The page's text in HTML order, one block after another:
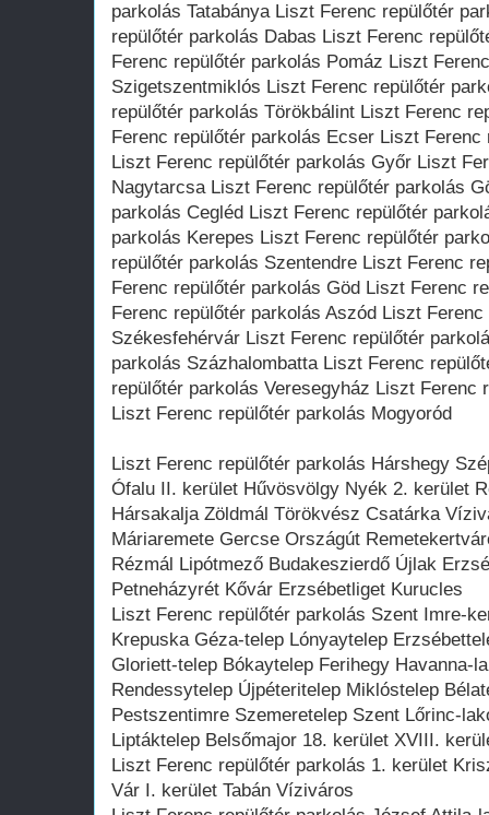
parkolás Tatabánya Liszt Ferenc repülőtér
repülőtér parkolás Dabas Liszt Ferenc
Ferenc repülőtér parkolás Pomáz Liszt
Szigetszentmiklós Liszt Ferenc repülőtér
repülőtér parkolás Törökbálint Liszt Ferenc
Ferenc repülőtér parkolás Ecser Liszt
Liszt Ferenc repülőtér parkolás Győr Liszt
Nagytarcsa Liszt Ferenc repülőtér parkolás
parkolás Cegléd Liszt Ferenc repülőtér
parkolás Kerepes Liszt Ferenc repülőtér
repülőtér parkolás Szentendre Liszt Ferenc
Ferenc repülőtér parkolás Göd Liszt Ferenc
Ferenc repülőtér parkolás Aszód Liszt
Székesfehérvár Liszt Ferenc repülőtér
parkolás Százhalombatta Liszt Ferenc
repülőtér parkolás Veresegyház Liszt Ferenc
Liszt Ferenc repülőtér parkolás Mogyoród
Liszt Ferenc repülőtér parkolás Hárshegy
Ófalu II. kerület Hűvösvölgy Nyék 2. kerület
Hársakalja Zöldmál Törökvész Csatárka
Máriaremete Gercse Országút
Rézmál Lipótmező Budakeszierdő Újlak
Petneházyrét Kővár Erzsébetliget Kurucles
Liszt Ferenc repülőtér parkolás Szent Imre-
Krepuska Géza-telep Lónyaytelep
Gloriett-telep Bókaytelep Ferihegy Havanna-
Rendessytelep Újpéteritelep Miklóstelep
Pestszentimre Szemeretelep Szent Lőrinc-
Liptáktelep Belsőmajor 18. kerület XVIII.
Liszt Ferenc repülőtér parkolás 1. kerület
Vár I. kerület Tabán Víziváros